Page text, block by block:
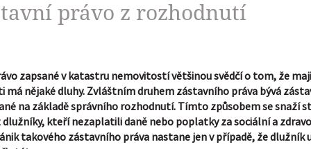
právo z rozhodnutí
zapsané v katastru nemovitostí většinou svědčí o tom, že
má nějaké dluhy. Zvláštním druhem zástavního práva bývá
na základě správního rozhodnutí. Tímto způsobem se snaží
kteří nezaplatili daně nebo poplatky za sociální a
takového zástavního práva nastane jen v případě, že dlužník